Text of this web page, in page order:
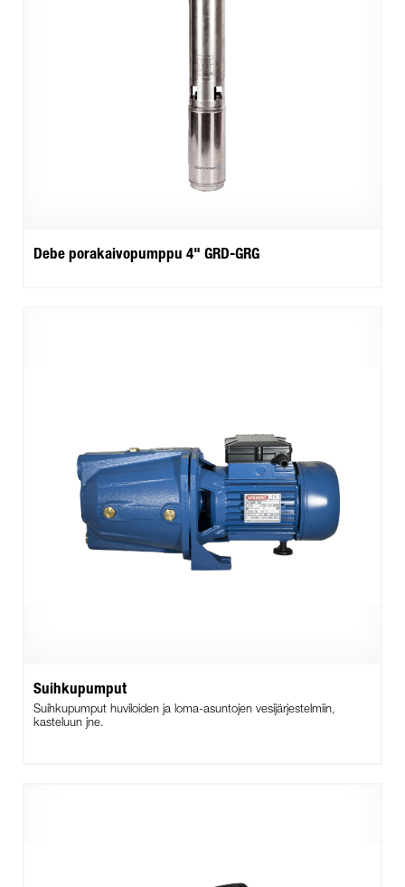
Debe porakaivopumppu 4" GRD-GRG
Suihkupumput
Suihkupumput huviloiden ja loma-asuntojen vesijärjestelmiin,
kasteluun jne.